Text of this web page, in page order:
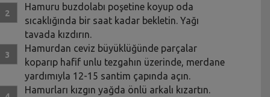
Hamuru buzdolabı poşetine koyup oda
sıcaklığında bir saat kadar bekletin. Yağı
tavada kızdırın.
Hamurdan ceviz büyüklüğünde parçalar
koparıp hafif unlu tezgahın üzerinde, merdane
yardımıyla 12-15 santim çapında açın.
Hamurları kızgın yağda önlü arkalı kızartın.